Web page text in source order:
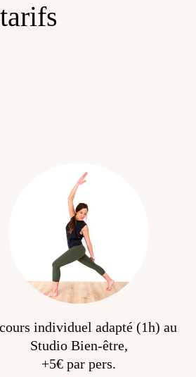
individuel adapté (1h) au
Studio Bien-être,
+5€ par pers.